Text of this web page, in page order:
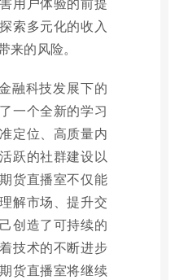
索多元化的收入
的风险。
融科技发展下的
一个全新的学习
定位、高质量内
跃的社群建设以
货直播室不仅能
解市场、提升交
创造了可持续的
技术的不断进步
货直播室将继续